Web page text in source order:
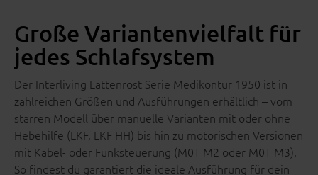
Große Variantenvielfalt für
jedes Schlafsystem
Der Interliving Lattenrost Serie Medikontur 1950 ist in
zahlreichen Größen und Ausführungen erhältlich – vom
starren Modell über manuelle Varianten mit oder ohne
Hebehilfe (LKF, LKF HH) bis hin zu motorischen Versionen
mit Kabel- oder Funksteuerung (M0T M2 oder M0T M3).
So findest du garantiert die ideale Ausführung für dein